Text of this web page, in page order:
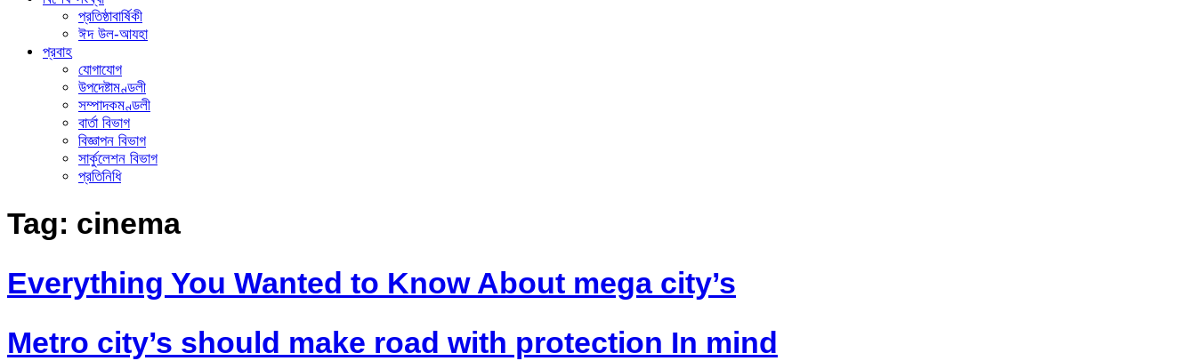
প্রতিষ্ঠাবার্ষিকী
ঈদ উল-আযহা
প্রবাহ
যোগাযোগ
উপদেষ্টামণ্ডলী
সম্পাদকমণ্ডলী
বার্তা বিভাগ
বিজ্ঞাপন বিভাগ
সার্কুলেশন বিভাগ
প্রতিনিধি
Tag: cinema
Everything You Wanted to Know About mega city’s
Metro city’s should make road with protection In mind